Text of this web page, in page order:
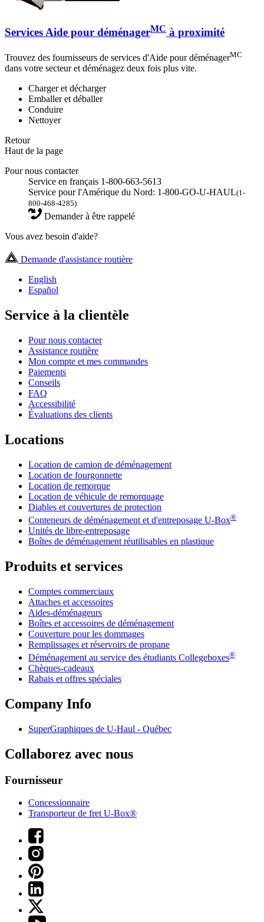
Services Aide pour déménagerMC à proximité
Trouvez des fournisseurs de services d'Aide pour déménagerMC
dans votre secteur et déménagez deux fois plus vite.
Charger et décharger
Emballer et déballer
Conduire
Nettoyer
Retour
Haut de la page
Pour nous contacter
Service en français 1-800-663-5613
Service pour l'Amérique du Nord: 1-800-GO-U-HAUL(1-
800-468-4285)
Demander à être rappelé
Vous avez besoin d'aide?
Demande d'assistance routière
English
Español
Service à la clientèle
Pour nous contacter
Assistance routière
Mon compte et mes commandes
Paiements
Conseils
FAQ
Accessibilité
Évaluations des clients
Locations
Location de camion de déménagement
Location de fourgonnette
Location de remorque
Location de véhicule de remorquage
Diables et couvertures de protection
Conteneurs de déménagement et d'entreposage U-Box®
Unités de libre-entreposage
Boîtes de déménagement réutilisables en plastique
Produits et services
Comptes commerciaux
Attaches et accessoires
Aides-déménageurs
Boîtes et accessoires de déménagement
Couverture pour les dommages
Remplissages et réservoirs de propane
Déménagement au service des étudiants Collegeboxes®
Chèques-cadeaux
Rabais et offres spéciales
Company Info
SuperGraphiques de U-Haul - Québec
Collaborez avec nous
Fournisseur
Concessionnaire
Transporteur de fret U-Box®